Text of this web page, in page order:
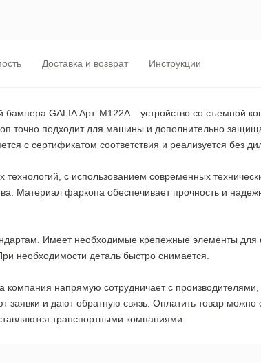
Доставка и возврат Инструкции
GALIA Арт. M122A – устройство со съемной
точно подходит для машины и дополнительно
с сертификатом соответствия и реализуется без
с использованием современных
Материал фаркопа обеспечивает прочность и
Имеет необходимые крепежные элементы
необходимости деталь быстро снимается.
напрямую сотрудничает с
и дают обратную связь. Оплатить товар
транспортными компаниями.